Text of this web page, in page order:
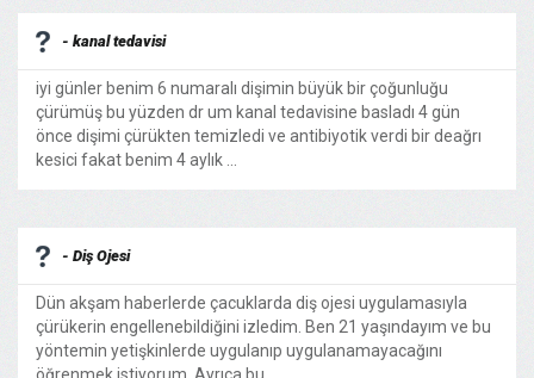
- kanal tedavisi
iyi günler benim 6 numaralı dişimin büyük bir çoğunluğu
çürümüş bu yüzden dr um kanal tedavisine basladı 4 gün
önce dişimi çürükten temizledi ve antibiyotik verdi bir deağrı
kesici fakat benim 4 aylık ...
- Diş Ojesi
Dün akşam haberlerde çacuklarda diş ojesi uygulamasıyla
çürükerin engellenebildiğini izledim. Ben 21 yaşındayım ve bu
yöntemin yetişkinlerde uygulanıp uygulanamayacağını